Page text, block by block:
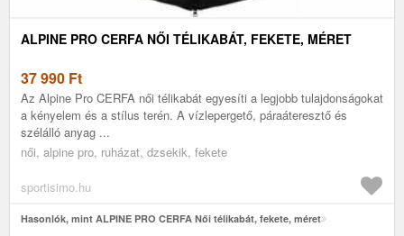
ALPINE PRO CERFA NŐI TÉLIKABÁT, FEKETE, MÉRET
37 990 Ft
Az Alpine Pro CERFA női télikabát egyesíti a legjobb tulajdonságokat
a kényelem és a stílus terén. A vízlepergető, páraáteresztő és
szélálló anyag ...
női, alpine pro, ruházat, dzsekik, fekete
sportisimo.hu
Hasonlók, mint ALPINE PRO CERFA Női télikabát, fekete, méret